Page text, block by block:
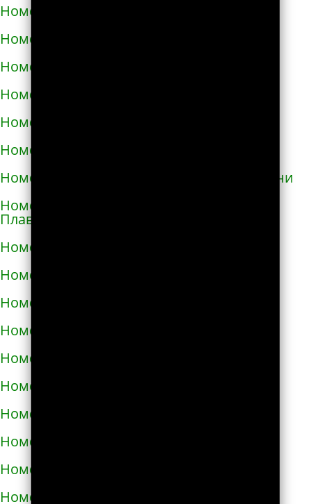
Номера телефонов такси в Вышгороде
Номера телефонов такси в Гайвороне
Номера телефонов такси в Гайсине
Номера телефонов такси в Геническе
Номера телефонов такси в Глухове
Номера телефонов такси в Гнивани
Номера телефонов такси в Голой Пристани
Номера телефонов такси в Горишних
Плавнях
Номера телефонов такси в Городище
Номера телефонов такси в Городке
Номера телефонов такси в Городке
Номера телефонов такси в Гостомеле
Номера телефонов такси в Гребёнке
Номера телефонов такси в Дергачах
Номера телефонов такси в Днепре
Номера телефонов такси в Долине
Номера телефонов такси в Дрогобыче
Номера телефонов такси в Дублянах